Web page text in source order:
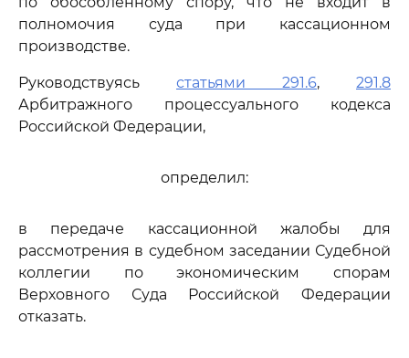
полномочия суда при кассационном
производстве.
Руководствуясь статьями 291.6, 291.8
Арбитражного процессуального кодекса
Российской Федерации,
определил:
в передаче кассационной жалобы для
рассмотрения в судебном заседании Судебной
коллегии по экономическим спорам
Верховного Суда Российской Федерации
отказать.